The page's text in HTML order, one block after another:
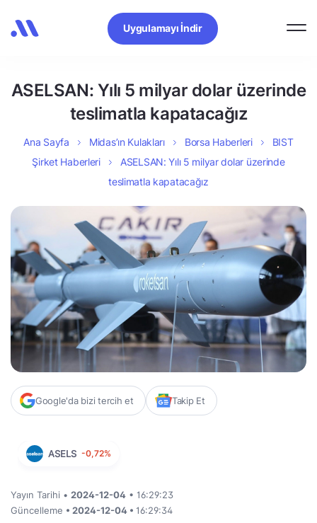
Uygulamayı İndir
ASELSAN: Yılı 5 milyar dolar üzerinde
teslimatla kapatacağız
Ana Sayfa Midas’ın Kulakları Borsa Haberleri
BIST
Şirket Haberleri
ASELSAN: Yılı 5 milyar dolar üzerinde
teslimatla kapatacağız
Google'da bizi tercih et Takip Et
ASELS -0,72%
Yayın Tarihi • 2024-12-04 • 16:29:23
Güncelleme • 2024-12-04 • 16:29:34